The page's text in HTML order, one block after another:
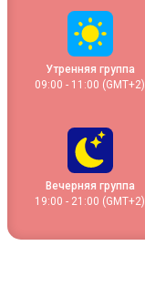
Утренняя группа
09:00 - 11:00 (GMT+2)
Вечерняя группа
19:00 - 21:00 (GMT+2)